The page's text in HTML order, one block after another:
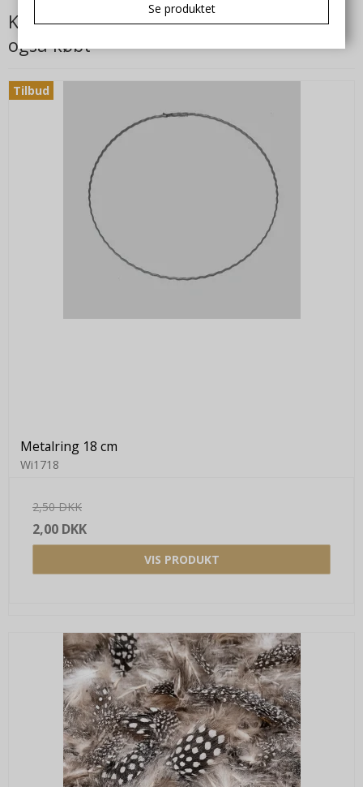
Kunder der har købt dette produkt har
også købt
Tilbud
Metalring 18 cm
Wi1718
2,50 DKK
2,00 DKK
VIS PRODUKT
Se produktet